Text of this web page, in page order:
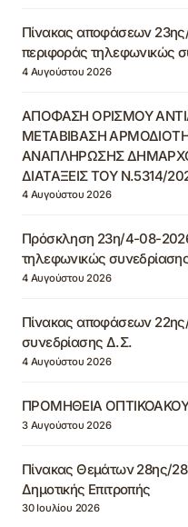
Πίνακας αποφάσεων
περιφοράς τηλεφωνικώς
4 Αυγούστου 2026
ΑΠΟΦΑΣΗ ΟΡΙΣΜΟΥ
ΜΕΤΑΒΙΒΑΣΗ
ΑΝΑΠΛΗΡΩΣΗΣ
ΔΙΑΤΑΞΕΙΣ ΤΟΥ Ν.5314/
4 Αυγούστου 2026
Πρόσκληση 23η/4-08-2026
τηλεφωνικώς
4 Αυγούστου 2026
Πίνακας αποφάσεων
συνεδρίασης Δ.Σ.
4 Αυγούστου 2026
ΠΡΟΜΗΘΕΙΑ
3 Αυγούστου 2026
Πίνακας Θεμάτων 28ης/
Δημοτικής Επιτροπής
30 Ιουλίου 2026